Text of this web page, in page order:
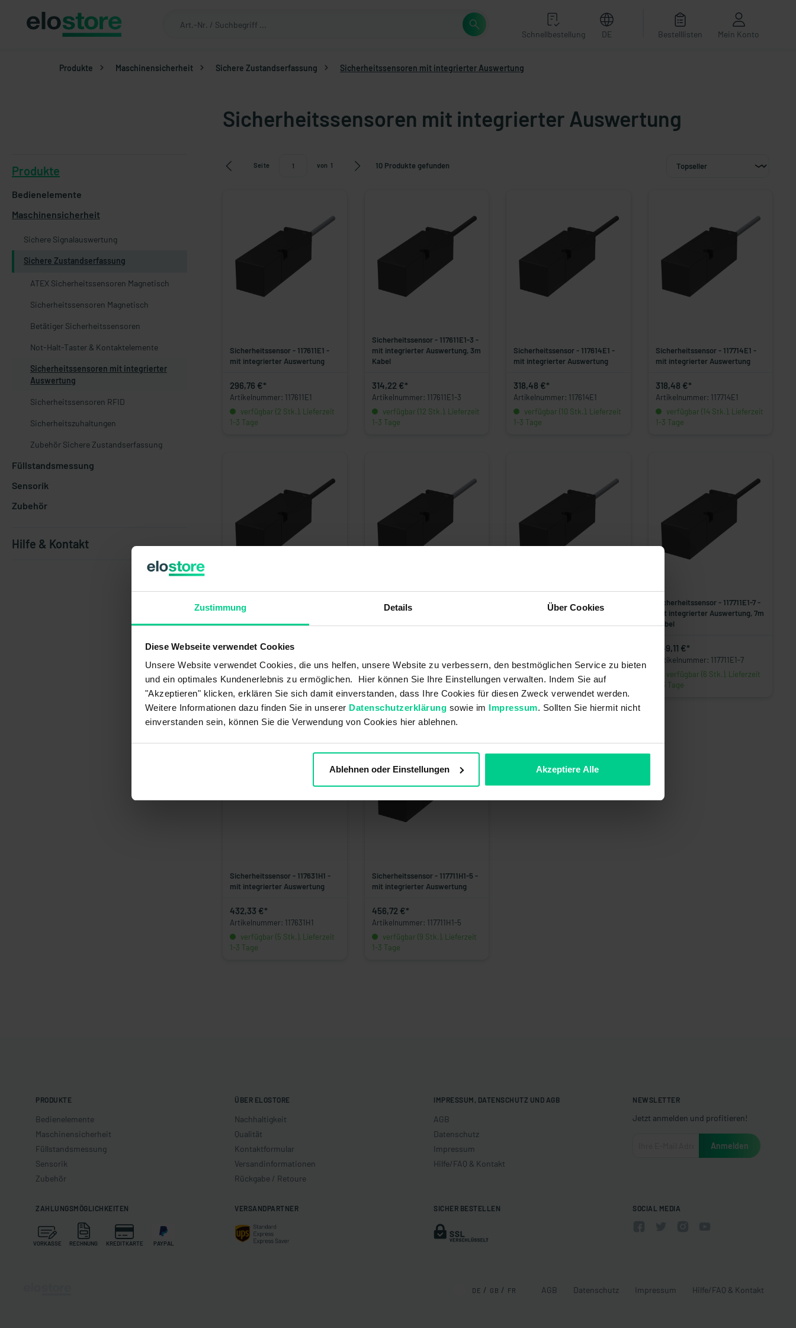
Zustimmung Details Über Cookies
Diese Webseite verwendet Cookies
Unsere Website verwendet Cookies, die uns helfen, unsere Website zu verbessern, den bestmöglichen Service zu bieten
und ein optimales Kundenerlebnis zu ermöglichen. Hier können Sie Ihre Einstellungen verwalten. Indem Sie auf
"Akzeptieren" klicken, erklären Sie sich damit einverstanden, dass Ihre Cookies für diesen Zweck verwendet werden.
Weitere Informationen dazu finden Sie in unserer Datenschutzerklärung sowie im Impressum. Sollten Sie hiermit nicht
einverstanden sein, können Sie die Verwendung von Cookies hier ablehnen.
Ablehnen oder Einstellungen Akzeptiere Alle
Schnellbestellung DE Bestelllisten Mein Konto
Produkte Maschinensicherheit Sichere Zustandserfassung Sicherheitssensoren mit integrierter Auswertung
Sicherheitssensoren mit integrierter Auswertung
Produkte
Bedienelemente
Maschinensicherheit
Sichere Signalauswertung
Sichere Zustandserfassung
ATEX Sicherheitssensoren Magnetisch
Sicherheitssensoren Magnetisch
Betätiger Sicherheitssensoren
Not-Halt-Taster & Kontaktelemente
Sicherheitssensoren mit integrierter
Auswertung
Sicherheitssensoren RFID
Sicherheitszuhaltungen
Zubehör Sichere Zustandserfassung
Füllstandsmessung
Sensorik
Zubehör
Hilfe & Kontakt
Seite von 1 10 Produkte gefunden
Sicherheitssensor - 117611E1 -
mit integrierter Auswertung
296,76 €*
Artikelnummer: 117611E1
verfügbar (2 Stk.), Lieferzeit
1-3 Tage
Sicherheitssensor - 117611E1-3 -
mit integrierter Auswertung, 3m
Kabel
314,22 €*
Artikelnummer: 117611E1-3
verfügbar (12 Stk.), Lieferzeit
1-3 Tage
Sicherheitssensor - 117614E1 -
mit integrierter Auswertung
318,48 €*
Artikelnummer: 117614E1
verfügbar (10 Stk.), Lieferzeit
1-3 Tage
Sicherheitssensor - 117714E1 -
mit integrierter Auswertung
318,48 €*
Artikelnummer: 117714E1
verfügbar (14 Stk.), Lieferzeit
1-3 Tage
Sicherheitssensor - 117711E1 -
mit integrierter Auswertung
296,76 €*
Artikelnummer: 117711E1
verfügbar (16 Stk.), Lieferzeit
1-3 Tage
Sicherheitssensor - 117611E1-10 -
mit integrierter Auswertung,
10m Kabel
Artikelnummer: 117611E1-10
verfügbar (7 Stk.), Lieferzeit
1-3 Tage
Sicherheitssensor - 117614E1-10
- mit integrierter Auswertung,
10m Kabel
Artikelnummer: 117614E1-10
verfügbar (9 Stk.), Lieferzeit
1-3 Tage
Sicherheitssensor - 117711E1-7 -
mit integrierter Auswertung, 7m
Kabel
349,11 €*
Artikelnummer: 117711E1-7
verfügbar (6 Stk.), Lieferzeit
1-3 Tage
Sicherheitssensor - 117631H1 -
mit integrierter Auswertung
432,33 €*
Artikelnummer: 117631H1
verfügbar (5 Stk.), Lieferzeit
1-3 Tage
Sicherheitssensor - 117711H1-5 -
mit integrierter Auswertung
456,72 €*
Artikelnummer: 117711H1-5
verfügbar (9 Stk.), Lieferzeit
1-3 Tage
PRODUKTE
Bedienelemente
Maschinensicherheit
Füllstandsmessung
Sensorik
Zubehör
ÜBER ELOSTORE
Nachhaltigkeit
Qualität
Kontaktformular
Versandinformationen
Rückgabe / Retoure
IMPRESSUM, DATENSCHUTZ UND AGB
AGB
Datenschutz
Impressum
Hilfe/FAQ & Kontakt
NEWSLETTER
Jetzt anmelden und profitieren!
ZAHLUNGSMÖGLICHKEITEN
VORKASSE RECHNUNG KREDITKARTE PAYPAL
VERSANDPARTNER SICHER BESTELLEN SOCIAL MEDIA
DE GB FR AGB Datenschutz Impressum Hilfe/FAQ & Kontakt